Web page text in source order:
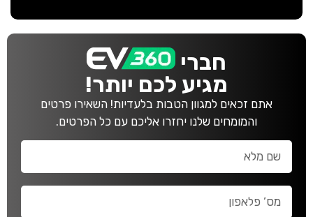
חברי
מגיע לכם יותר!
אתם זכאים למגוון הטבות בלעדיות! השאירו פרטים
והמומחים שלנו יחזרו אליכם עם כל הפרטים.